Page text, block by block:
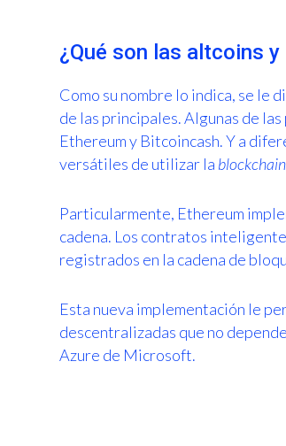
¿Qué son las altcoins
Como su nombre lo indica, se le
de las principales. Algunas de
Ethereum y Bitcoincash. Y a
versátiles de utilizar la
Particularmente, Ethereum
cadena. Los contratos
registrados en la cadena de
Esta nueva implementación le
descentralizadas que no
Azure de Microsoft.